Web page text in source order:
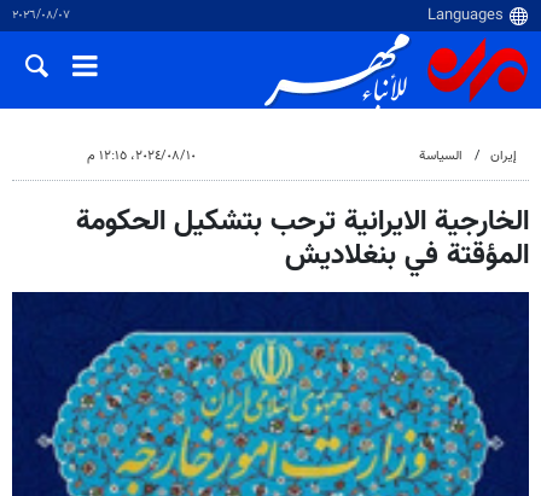
٠٧‏/٠٨‏/٢٠٢٦
إيران السياسة ١٠‏/٠٨‏/٢٠٢٤، ١٢:١٥ م
الخارجية الايرانية ترحب بتشكيل الحكومة
المؤقتة في بنغلاديش